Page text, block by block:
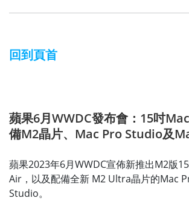
回到頁首
蘋果6月WWDC發布會：15吋
備M2晶片、Mac Pro Studio及
蘋果2023年6月WWDC宣佈新推出M2版
Air，以及配備全新 M2 Ultra晶片的Mac
Studio。